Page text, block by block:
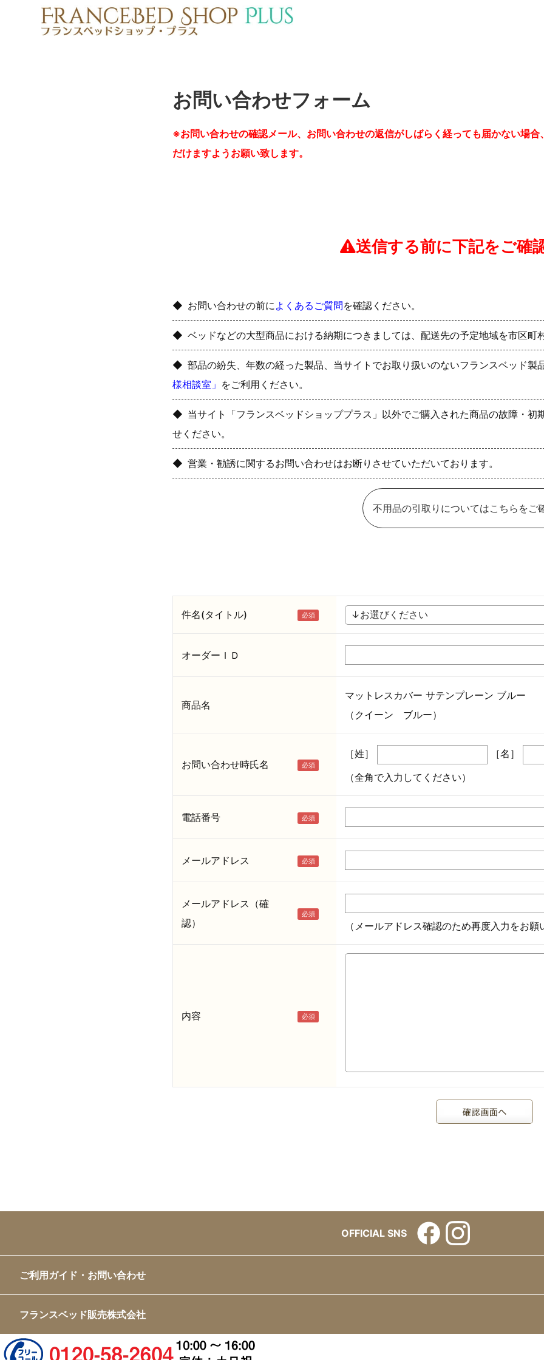
お問い合わせフォーム
※お問い合わせの確認メール、お問い合わせの返信がしばらく経っても届かない場
だけますようお願い致します。
送信する前に下記をご確
お問い合わせの前に よくあるご質問を確認ください。
ベッドなどの大型商品における納期につきましては、配送先の予定地域を市区町
部品の紛失、年数の経った製品、当サイトでお取り扱いのないフランスベッド製
様相談室」 をご利用ください。
当サイト「フランスベッドショッププラス」以外でご購入された商品の故障・
せください。
営業・勧誘に関するお問い合わせはお断りさせていただいております。
不用品の引取りについてはこちらをご
件名(タイトル)
オーダーＩＤ
商品名
マットレスカバー サテンプレーン ブルー
（クイーン ブルー）
お問い合わせ時氏名
［姓］
［名］
（全角で入力してください）
電話番号
メールアドレス
メールアドレス（確
認）
（メールアドレス確認のため再度入力をお願
内容
OFFICIAL SNS
ご利用ガイド・お問い合わせ
フランスベッド販売株式会社